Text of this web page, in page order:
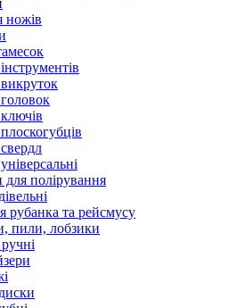
ножів
для полірування
рубанка та рейсмусу
пили, лобзики